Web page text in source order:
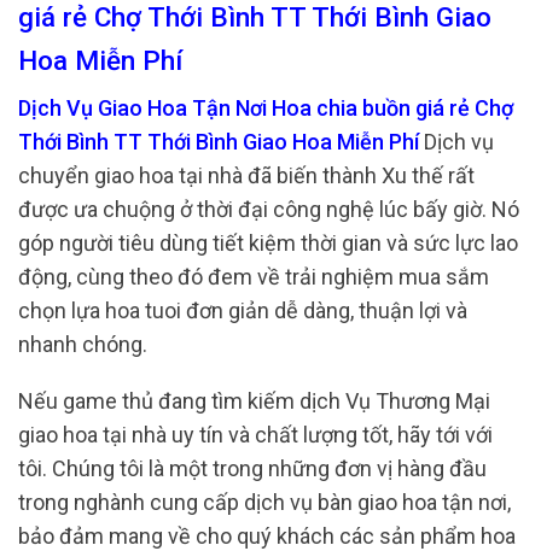
giá rẻ Chợ Thới Bình TT Thới Bình Giao
Hoa Miễn Phí
Dịch Vụ Giao Hoa Tận Nơi Hoa chia buồn giá rẻ Chợ
Thới Bình TT Thới Bình Giao Hoa Miễn PhíDịch vụ
chuyển giao hoa tại nhà đã biến thành Xu thế rất
được ưa chuộng ở thời đại công nghệ lúc bấy giờ. Nó
góp người tiêu dùng tiết kiệm thời gian và sức lực lao
động, cùng theo đó đem về trải nghiệm mua sắm
chọn lựa hoa tuoi đơn giản dễ dàng, thuận lợi và
nhanh chóng.
Nếu game thủ đang tìm kiếm dịch Vụ Thương Mại
giao hoa tại nhà uy tín và chất lượng tốt, hãy tới với
tôi. Chúng tôi là một trong những đơn vị hàng đầu
trong nghành cung cấp dịch vụ bàn giao hoa tận nơi,
bảo đảm mang về cho quý khách các sản phẩm hoa